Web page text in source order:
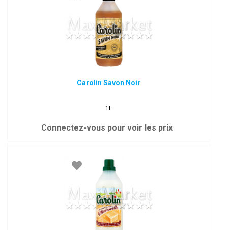
Carolin Savon Noir
1L
Connectez-vous pour voir les prix